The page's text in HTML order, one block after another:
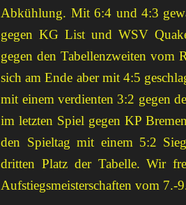
Abkühlung. Mit 6:4 und 4:3
gegen KG List und WSV
gegen den Tabellenzweiten vom
sich am Ende aber mit 4:5
mit einem verdienten 3:2 gegen
im letzten Spiel gegen KP
den Spieltag mit einem 5:2
dritten Platz der Tabelle. Wir
Aufstiegsmeisterschaften vom 7.-